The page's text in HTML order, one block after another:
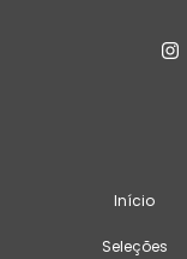
Início
Seleções